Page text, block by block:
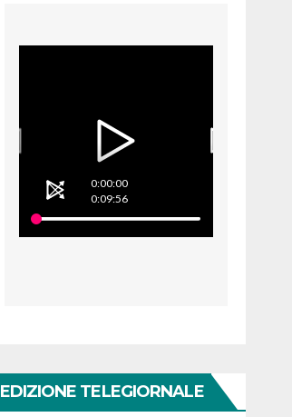
0:00:00
0:09:56
EDIZIONE TELEGIORNALE